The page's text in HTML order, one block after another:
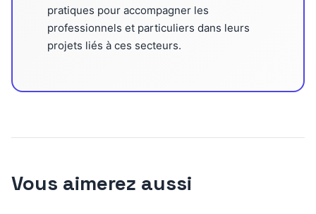
pratiques pour accompagner les
professionnels et particuliers dans leurs
projets liés à ces secteurs.
Vous aimerez aussi